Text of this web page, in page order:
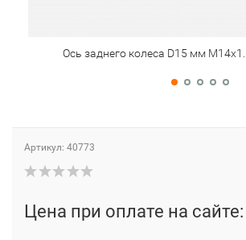
Ось заднего колеса D15 мм
Артикул: 40773
Цена при оплате на сайте: